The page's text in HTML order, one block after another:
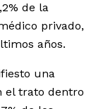
de la
privado,
años.
una
el trato dentro